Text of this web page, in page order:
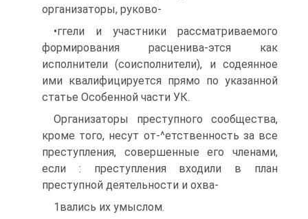
организаторы, руково-
•ггели и участники рассматриваемого
формирования расценива-этся как
исполнители (соисполнители), и содеянное
ими квалифицируется прямо по указанной
статье Особенной части УК.
Организаторы преступного сообщества,
кроме того, несут от-^етственность за все
преступления, совершенные его членами,
если : преступления входили в план
преступной деятельности и охва-
1вались их умыслом.